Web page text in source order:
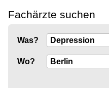
Fachärzte suchen
Was?
Wo?